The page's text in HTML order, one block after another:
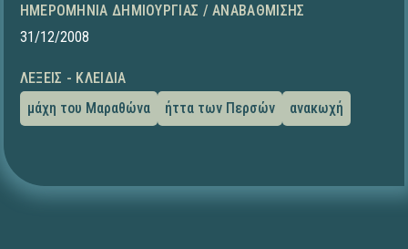
ΗΜΕΡΟΜΗΝΊΑ ΔΗΜΙΟΥΡΓΊΑΣ / ΑΝΑΒΆΘΜΙΣΗΣ
31/12/2008
ΛΈΞΕΙΣ - ΚΛΕΙΔΙΆ
μάχη του Μαραθώνα
ήττα των Περσών ανακωχή